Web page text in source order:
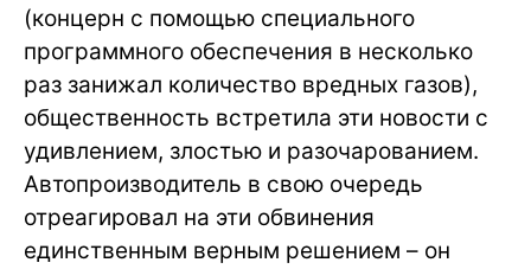
(концерн с помощью специального
программного обеспечения в несколько
раз занижал количество вредных газов),
общественность встретила эти новости с
удивлением, злостью и разочарованием.
Автопроизводитель в свою очередь
отреагировал на эти обвинения
единственным верным решением – он